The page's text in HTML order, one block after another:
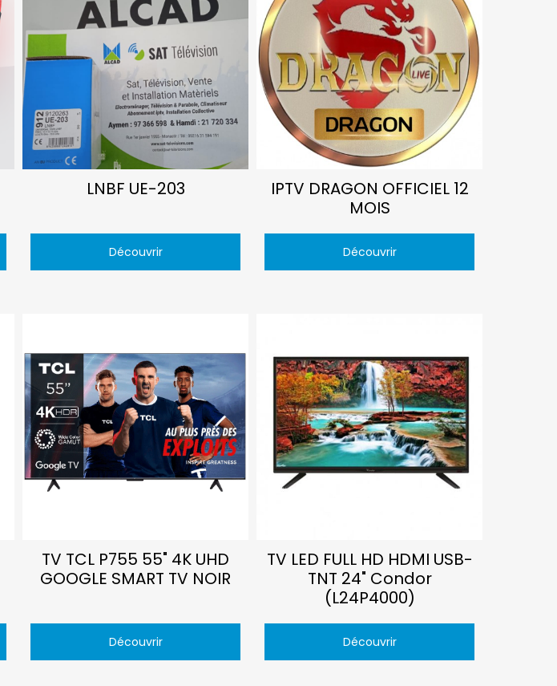
LNBF UE-203
Découvrir
IPTV DRAGON OFFICIEL 12
MOIS
Découvrir
TV TCL P755 55" 4K UHD
GOOGLE SMART TV NOIR
Découvrir
TV LED FULL HD HDMI USB-
TNT 24" Condor
(L24P4000)
Découvrir